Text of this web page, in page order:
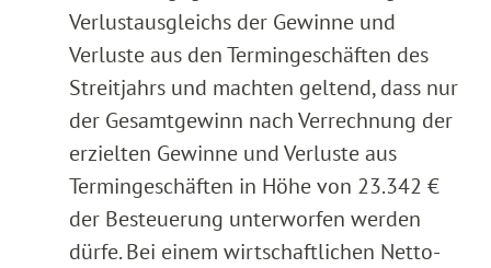
Verlustausgleichs der Gewinne und
Verluste aus den Termingeschäften des
Streitjahrs und machten geltend, dass nur
der Gesamtgewinn nach Verrechnung der
erzielten Gewinne und Verluste aus
Termingeschäften in Höhe von 23.342 €
der Besteuerung unterworfen werden
dürfe. Bei einem wirtschaftlichen Netto-